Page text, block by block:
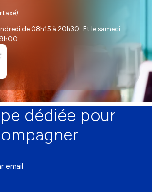
de 08h15 à 20h30 Et le samedi
dédiée pour
email